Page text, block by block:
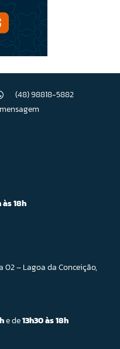
(48) 98818-5882
às 18h
02 – Lagoa da Conceição,
e de13h30 às 18h